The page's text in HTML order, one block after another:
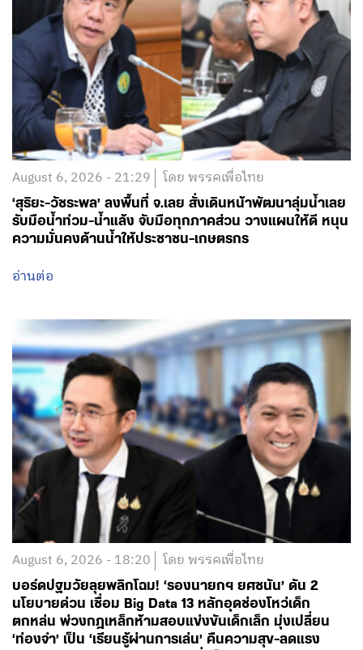
August 6, 2026 - 21:29 โดย พรรคเพื่อไทย
‘สุริยะ-วัชระพล’ ลงพื้นที่ จ.เลย สั่งเดินหน้าพัฒนาลุ่มน้ำเลย
รับมือน้ำท่วม-น้ำแล้ง จับมือทุกภาคส่วน วางแผนให้ดี หนุน
ความมั่นคงด้านน้ำให้ประชาชน-เกษตรกร
อ่านต่อ
August 6, 2026 - 18:20 โดย พรรคเพื่อไทย
บอร์ดปฐมวัยลุยพลิกโฉม! ‘รองนายกฯ ยศชนัน’ ดัน 2
นโยบายด่วน เชื่อม Big Data 13 หลักอุดช่องโหว่เด็ก
ตกหล่น พ่วงกฎเหล็กห้ามสอบแข่งขันเด็กเล็ก มุ่งเปลี่ยน
‘ท่องจำ’ เป็น ‘เรียนรู้ผ่านการเล่น’ คืนความสุข-ลดแรง